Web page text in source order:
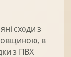
сходи з
в
з ПВХ